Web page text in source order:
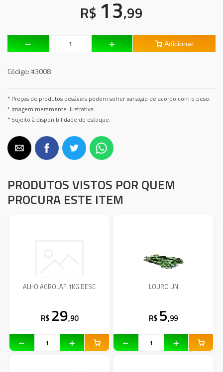
R$ 13,99
Adicionar
Código:#3008
* Preços de produtos pesáveis podem sofrer variação de acordo com o peso.
* Imagem meramente ilustrativa.
* Sujeito à disponibilidade de estoque.
PRODUTOS VISTOS POR QUEM
PROCURA ESTE ITEM
ALHO AGROLAF 1KG DESC
R$ 29,90
LOURO UN
R$ 5,99